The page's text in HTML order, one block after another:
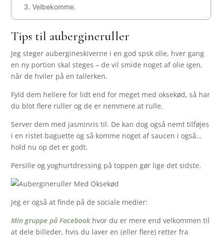
Velbekomme.
Tips til aubergineruller
Jeg steger aubergineskiverne i en god spsk olie, hver gang
en ny portion skal steges – de vil smide noget af olie igen,
når de hviler på en tallerken.
Fyld dem hellere for lidt end for meget med oksekød, så har
du blot flere ruller og de er nemmere at rulle.
Server dem med jasminris til. De kan dog også nemt tilføjes
i en ristet baguette og så komme noget af saucen i også…
hold nu op det er godt.
Persille og yoghurtdressing på toppen gør lige det sidste.
Jeg er også at finde på de sociale medier:
Min gruppe på Facebookhvor du er mere end velkommen til
at dele billeder, hvis du laver en (eller flere) retter fra